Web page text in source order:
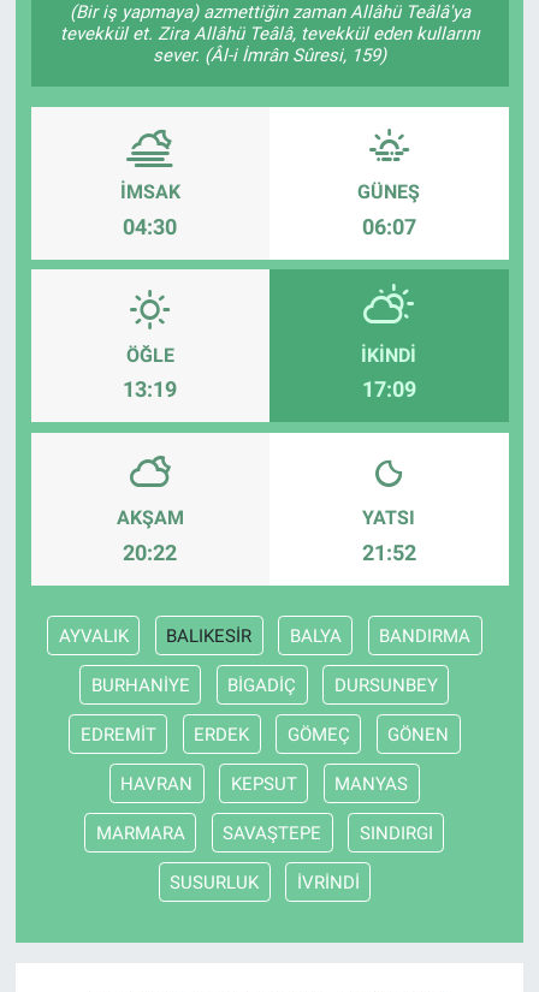
(Bir iş yapmaya) azmettiğin zaman Allâhü Teâlâ'ya
tevekkül et. Zira Allâhü Teâlâ, tevekkül eden kullarını
sever. (Âl-i İmrân Sûresi, 159)
İMSAK
04:30
GÜNEŞ
06:07
ÖĞLE
13:19
İKINDI
17:09
AKŞAM
20:22
YATSI
21:52
AYVALIK BALIKESİR BALYA BANDIRMA
BURHANİYE BİGADİÇ DURSUNBEY
EDREMİT ERDEK GÖMEÇ GÖNEN
HAVRAN KEPSUT MANYAS
MARMARA SAVAŞTEPE SINDIRGI
SUSURLUK İVRİNDİ
Sağlık
Spor
Teknoloji
Tv Medya
KÜLTÜR SANAT